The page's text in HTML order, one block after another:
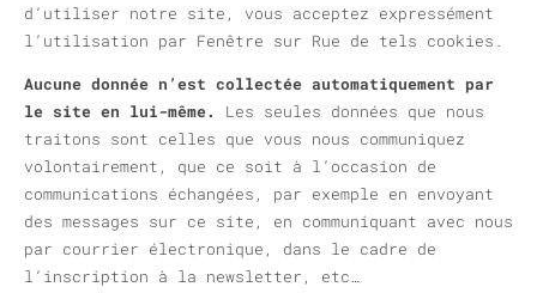
d’utiliser notre site, vous acceptez expressément
l’utilisation par Fenêtre sur Rue de tels cookies.
Aucune donnée n’est collectée automatiquement par
le site en lui-même.
Les seules données que nous
traitons sont celles que vous nous communiquez
volontairement, que ce soit à l’occasion de
communications échangées, par exemple en envoyant
des messages sur ce site, en communiquant avec nous
par courrier électronique, dans le cadre de
l’inscription à la newsletter, etc…